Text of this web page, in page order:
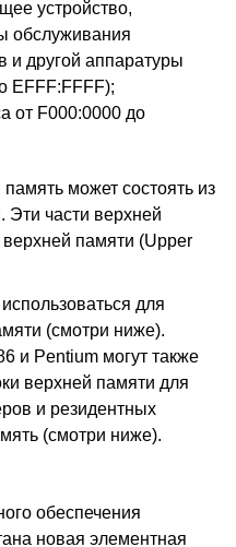
устройство,
обслуживания
и другой аппаратуры
EFFF:FFFF);
от F000:0000 до
может состоять из
Эти части верхней
памяти (Upper
для
(смотри ниже).
и Pentium могут также
верхней памяти для
и резидентных
(смотри ниже).
обеспечения
новая элементная